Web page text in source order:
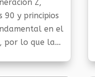
Z,
90 y principios
en el
por lo que las